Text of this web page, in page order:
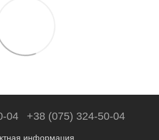
04 +38 (075) 324-50-04
информация